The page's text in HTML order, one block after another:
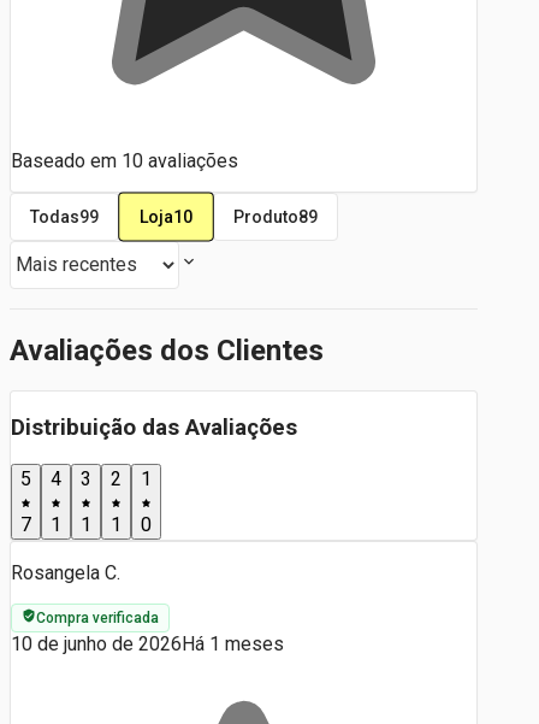
Baseado em 10 avaliações
Todas99 Loja10 Produto89
Avaliações dos Clientes
Distribuição das Avaliações
5
7
4
1
3
1
2
1
1
0
Rosangela C.
Compra verificada
10 de junho de 2026Há 1 meses